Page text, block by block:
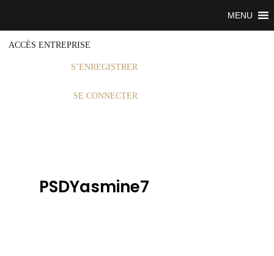
ACCÈS ENTREPRISE
S’ENREGISTRER
SE CONNECTER
MENU
PSDYasmine7